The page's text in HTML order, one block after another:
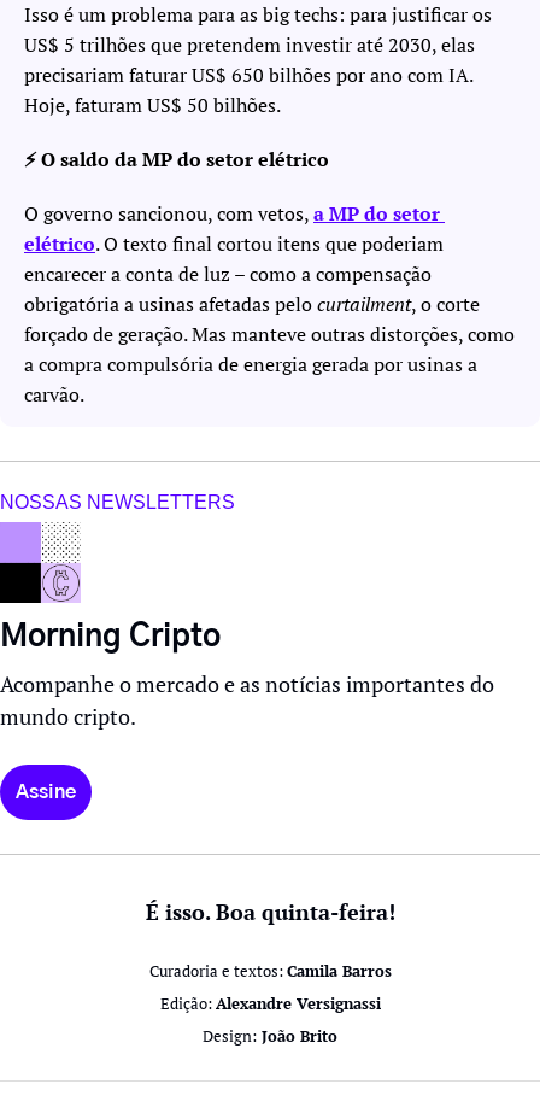
Isso é um problema para as big techs: para justificar os
US$ 5 trilhões que pretendem investir até 2030, elas
precisariam faturar US$ 650 bilhões por ano com IA.
Hoje, faturam US$ 50 bilhões.
⚡️ O saldo da MP do setor elétrico
O governo sancionou, com vetos, a MP do setor
elétrico. O texto final cortou itens que poderiam
encarecer a conta de luz – como a compensação
obrigatória a usinas afetadas pelo curtailment, o corte
forçado de geração. Mas manteve outras distorções, como
a compra compulsória de energia gerada por usinas a
carvão.
NOSSAS NEWSLETTERS
Morning Cripto
Acompanhe o mercado e as notícias importantes do
mundo cripto.
Assine
É isso. Boa quinta-feira!
Curadoria e textos: Camila Barros
Edição: Alexandre Versignassi
Design: João Brito